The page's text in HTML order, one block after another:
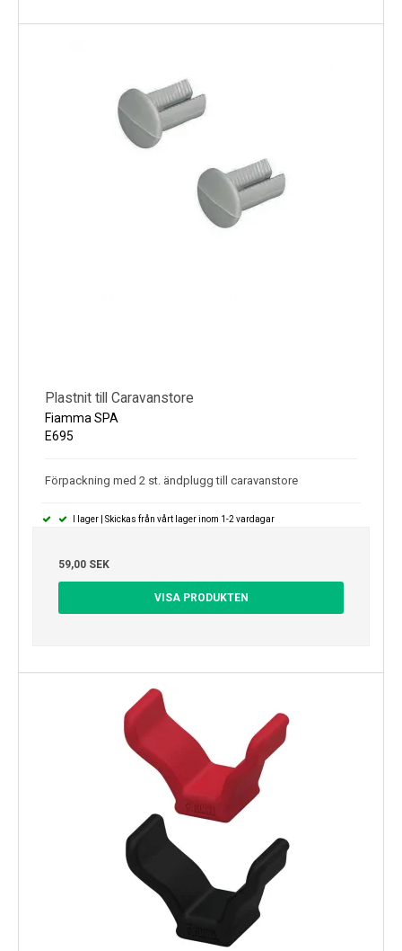
Plastnit till Caravanstore
Fiamma SPA
E695
Förpackning med 2 st. ändplugg till caravanstore
I lager | Skickas från vårt lager inom 1-2 vardagar
59,00 SEK
VISA PRODUKTEN